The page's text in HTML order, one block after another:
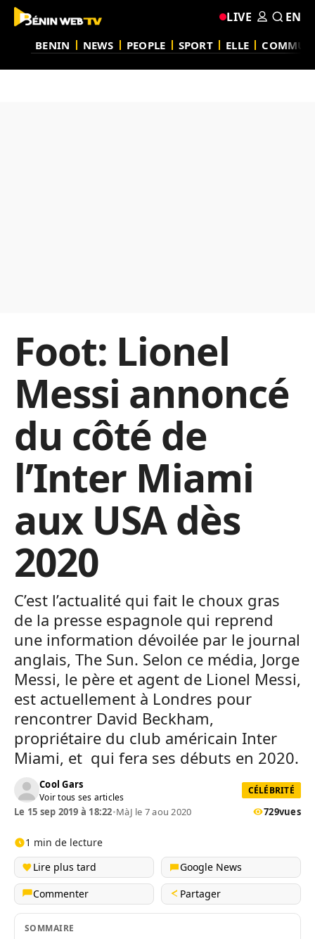
BENIN NEWS PEOPLE SPORT ELLE
LIVE EN
Foot: Lionel
Messi annoncé
du côté de
l’Inter Miami
aux USA dès
2020
C’est l’actualité qui fait le choux gras
de la presse espagnole qui reprend
une information dévoilée par le journal
anglais, The Sun. Selon ce média, Jorge
Messi, le père et agent de Lionel Messi,
est actuellement à Londres pour
rencontrer David Beckham,
propriétaire du club américain Inter
Miami, et qui fera ses débuts en 2020.
Cool Gars
Voir tous ses articles
CÉLÉBRITÉ
Le 15 sep 2019 à 18:22•MàJ le 7 aou 2020 729vues
1 min de lecture
Lire plus tard
Google News
Commenter
Partager
SOMMAIRE